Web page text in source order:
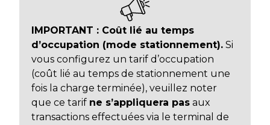
IMPORTANT : Coût lié au temps
d’occupation (mode stationnement). Si
vous configurez un tarif d’occupation
(coût lié au temps de stationnement une
fois la charge terminée), veuillez noter
que ce tarif ne s’appliquera pas aux
transactions effectuées via le terminal de